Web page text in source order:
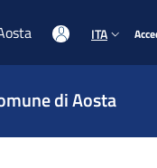
ITA
di Aosta